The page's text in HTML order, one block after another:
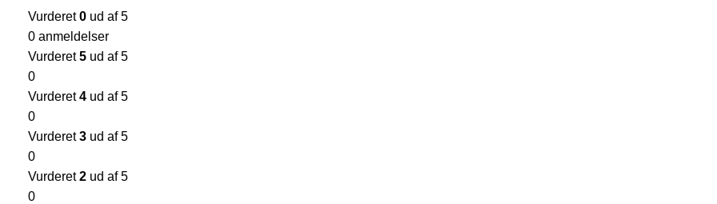
Vurderet0 ud af 5
0 anmeldelser
Vurderet5 ud af 5
0
Vurderet4 ud af 5
0
Vurderet3 ud af 5
0
Vurderet2 ud af 5
0